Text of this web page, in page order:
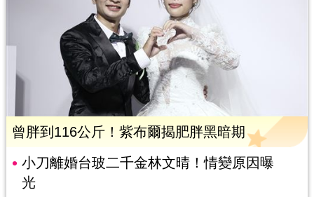
曾胖到116公斤！紫布爾揭肥胖黑暗期
小刀離婚台玻二千金林文晴！情變原因曝
光